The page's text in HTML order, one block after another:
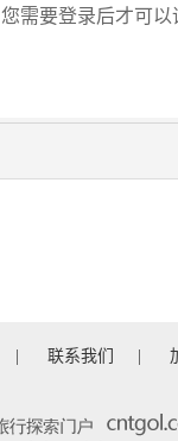
您需要登录后才可以
联系我们